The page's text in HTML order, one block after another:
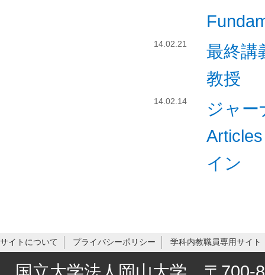
14.02.21
最終
教授
14.02.14
ジャー
イン
サイトについて プライバシーポリシー 学科内教職員専用サイト